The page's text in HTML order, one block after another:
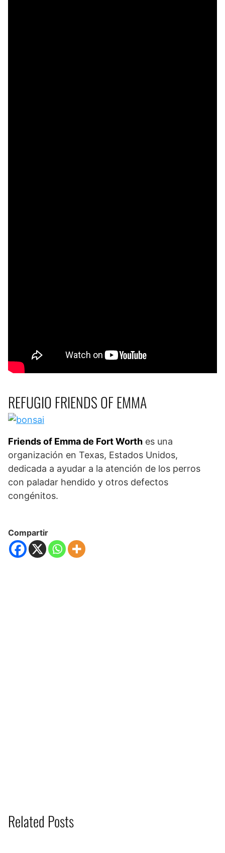
REFUGIO FRIENDS OF EMMA
Friends of Emma de Fort Worth es una
organización en Texas, Estados Unidos,
dedicada a ayudar a la atención de los perros
con paladar hendido y otros defectos
congénitos.
Compartir
Related Posts